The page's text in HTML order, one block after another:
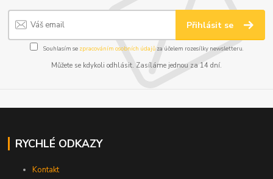
Přihlásit se
Souhlasím se zpracováním osobních údajůza účelem rozesílky newsletteru.
Můžete se kdykoli odhlásit. Zasíláme jednou za 14 dní.
RYCHLÉ ODKAZY
Kontakt